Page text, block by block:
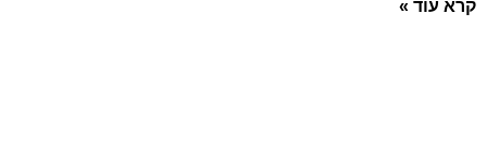
קרא עוד »